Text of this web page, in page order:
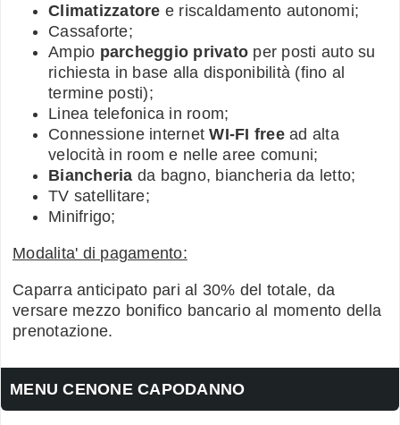
Climatizzatore e riscaldamento autonomi;
Cassaforte;
Ampio parcheggio privato per posti auto su
richiesta in base alla disponibilità (fino al
termine posti);
Linea telefonica in room;
Connessione internetWI-FI freead alta
velocità in room e nelle aree comuni;
Biancheria da bagno, biancheria da letto;
TV satellitare;
Minifrigo;
Modalita' di pagamento:
Caparra anticipato pari al 30% del totale, da
versare mezzo bonifico bancario al momento della
prenotazione.
MENU CENONE CAPODANNO